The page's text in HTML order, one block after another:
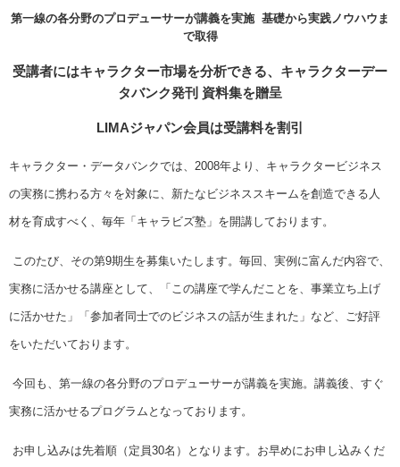
第一線の各分野のプロデューサーが講義を実施 基礎から実践ノウハウま
で取得
受講者にはキャラクター市場を分析できる、キャラクターデー
タバンク発刊 資料集を贈呈
LIMAジャパン会員は受講料を割引
キャラクター・データバンクでは、2008年より、キャラクタービジネス
の実務に携わる方々を対象に、新たなビジネススキームを創造できる人
材を育成すべく、毎年「キャラビズ塾」を開講しております。
このたび、その第9期生を募集いたします。 毎回、実例に富んだ内容で、
実務に活かせる講座として、「この講座で学んだことを、事業立ち上げ
に活かせた」「参加者同士でのビジネスの話が生まれた」など、ご好評
をいただいております。
今回も、第一線の各分野のプロデューサーが講義を実施。講義後、すぐ
実務に活かせるプログラムとなっております。
お申し込みは先着順（定員30名）となります。 お早めにお申し込みくだ